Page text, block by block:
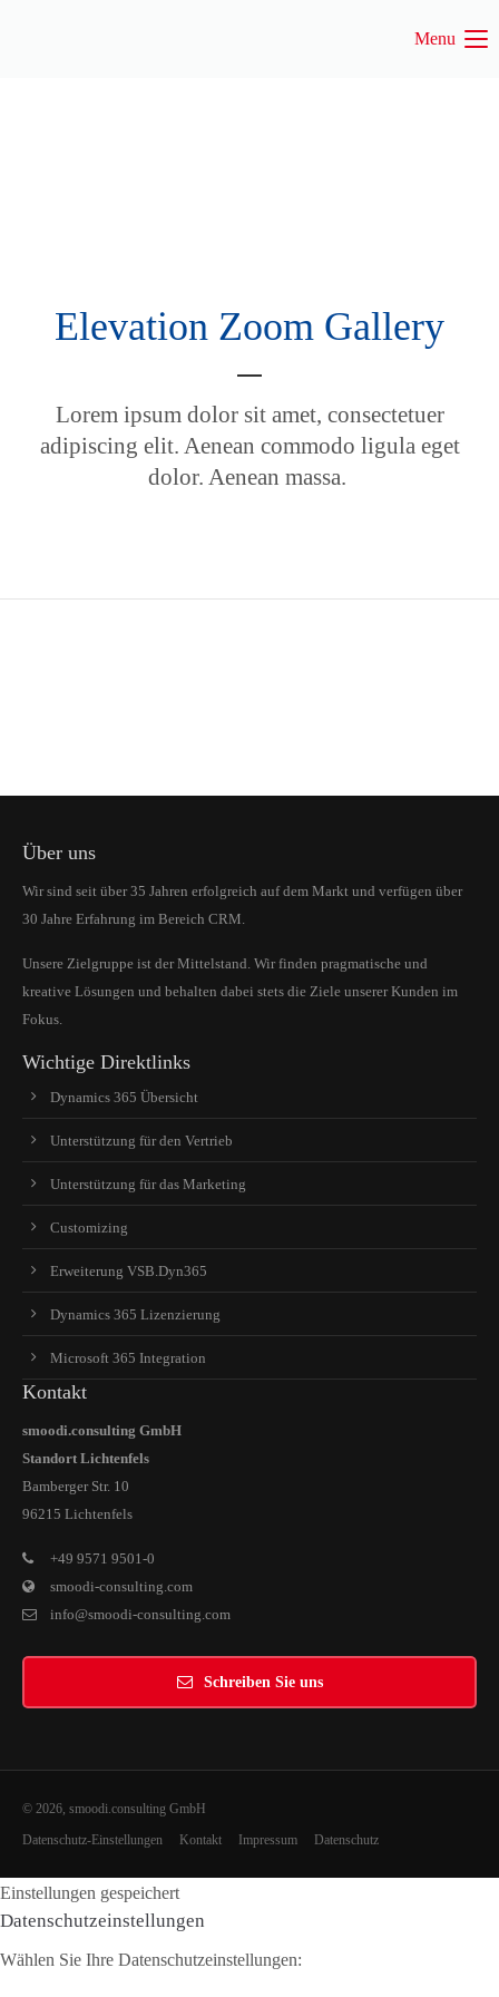
Anmelden
Support
Lorem ipsum dolor sit amet:
24h/ 365days
San Francisco, CA 94102
+44 1234 567 890
About us
Lorem ipsum dolor sit amet, consectetuer adipiscing
nascetur ridiculus mus. Donec quam felis, ultricies nec.
Menu
Elevation Zoom Gallery
Lorem ipsum dolor sit amet, consectetuer
adipiscing elit. Aenean commodo ligula eget
dolor. Aenean massa.
Über uns
Wir sind seit über 35 Jahren erfolgreich auf dem Markt und verfügen über
30 Jahre Erfahrung im Bereich CRM.
Unsere Zielgruppe ist der Mittelstand. Wir finden pragmatische und
kreative Lösungen und behalten dabei stets die Ziele unserer Kunden im
Fokus.
Wichtige Direktlinks
Dynamics 365 Übersicht
Unterstützung für den Vertrieb
Unterstützung für das Marketing
Customizing
Erweiterung VSB.Dyn365
Dynamics 365 Lizenzierung
Microsoft 365 Integration
Kontakt
smoodi.consulting GmbH
Standort Lichtenfels
Bamberger Str. 10
96215 Lichtenfels
+49 9571 9501-0
smoodi-consulting.com
info@smoodi-consulting.com
Schreiben Sie uns
© 2026, smoodi.consulting GmbH
Datenschutz-Einstellungen
Kontakt Impressum Datenschutz
Einstellungen gespeichert
Datenschutzeinstellungen
Wählen Sie Ihre Datenschutzeinstellungen: